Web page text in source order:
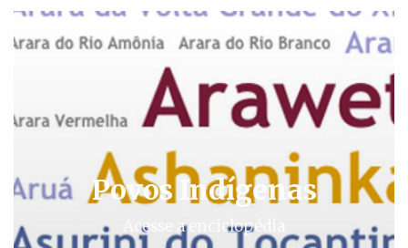
Povos Indígenas
Acesse a enciclopédia